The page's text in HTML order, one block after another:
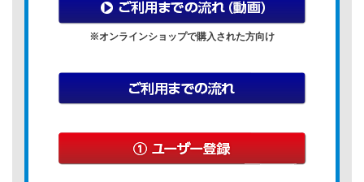
※オンラインショップで購入された方向け